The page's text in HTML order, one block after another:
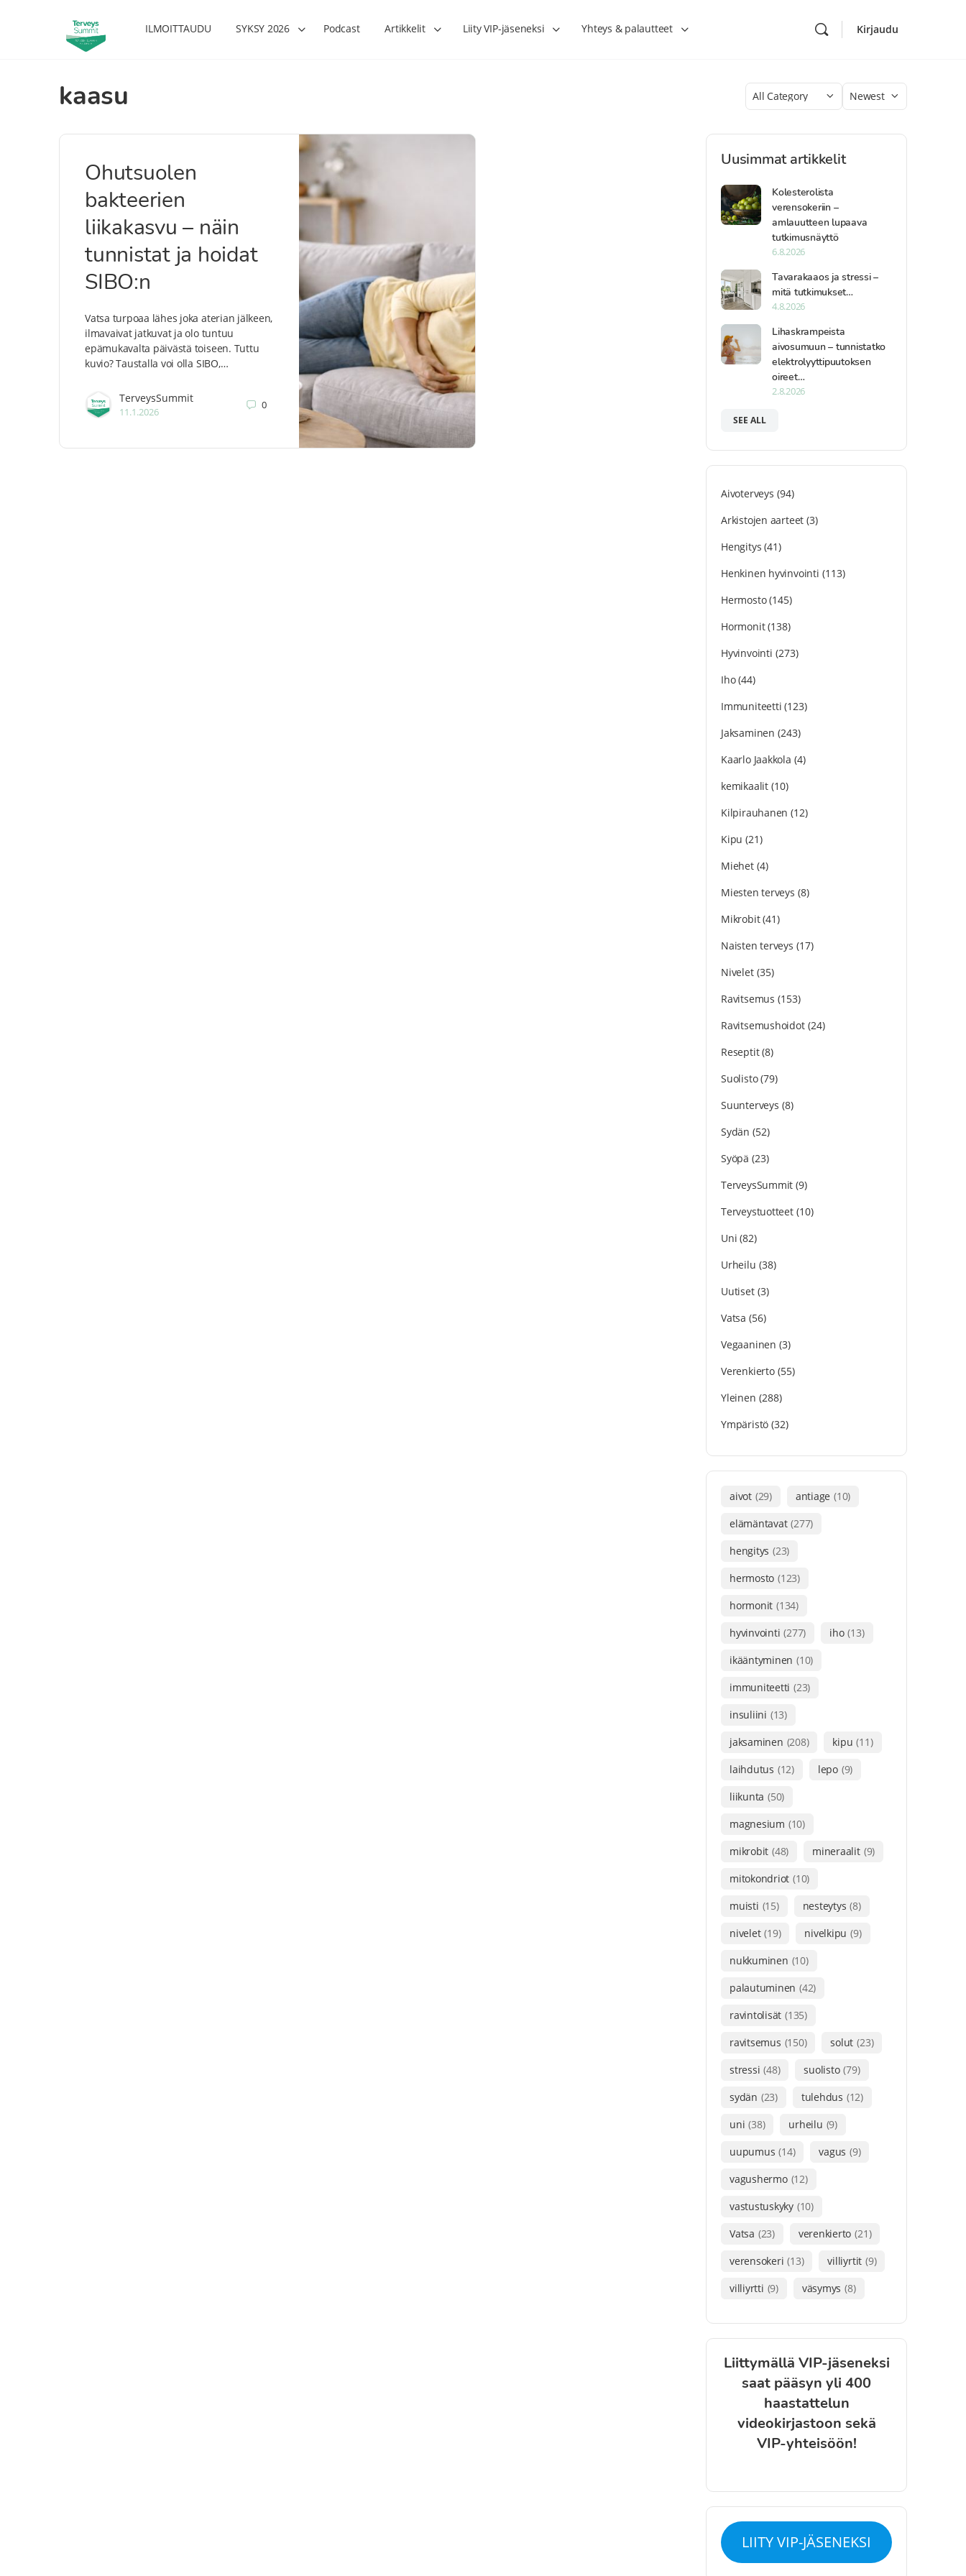
ILMOITTAUDU SYKSY 2026 Podcast Artikkelit Liity VIP-jäseneksi Yhteys & palautteet Kirjaudu
kaasu Category
Sort
Ohutsuolen
bakteerien
liikakasvu – näin
tunnistat ja hoidat
SIBO:n
Vatsa turpoaa lähes joka aterian jälkeen,
ilmavaivat jatkuvat ja olo tuntuu
epämukavalta päivästä toiseen. Tuttu
kuvio? Taustalla voi olla SIBO,…
TerveysSummit
11.1.2026
0
Uusimmat artikkelit
Kolesterolista
verensokeriin –
amlauutteen lupaava
tutkimusnäyttö
6.8.2026
Tavarakaaos ja stressi –
mitä tutkimukset…
4.8.2026
Lihaskrampeista
aivosumuun – tunnistatko
elektrolyyttipuutoksen
oireet…
2.8.2026
SEE ALL
Aivoterveys (94)
Arkistojen aarteet (3)
Hengitys (41)
Henkinen hyvinvointi (113)
Hermosto(145)
Hormonit(138)
Hyvinvointi (273)
Iho(44)
Immuniteetti (123)
Jaksaminen (243)
Kaarlo Jaakkola (4)
kemikaalit(10)
Kilpirauhanen (12)
Kipu (21)
Miehet(4)
Miesten terveys (8)
Mikrobit(41)
Naisten terveys (17)
Nivelet(35)
Ravitsemus (153)
Ravitsemushoidot(24)
Reseptit(8)
Suolisto(79)
Suunterveys (8)
Sydän (52)
Syöpä (23)
TerveysSummit (9)
Terveystuotteet(10)
Uni (82)
Urheilu (38)
Uutiset(3)
Vatsa (56)
Vegaaninen (3)
Verenkierto(55)
Yleinen (288)
Ympäristö (32)
aivot (29) antiage (10)
elämäntavat (277)
hengitys (23)
hermosto (123)
hormonit (134)
hyvinvointi (277) iho (13)
ikääntyminen (10)
immuniteetti (23)
insuliini (13)
jaksaminen (208) kipu (11)
laihdutus (12) lepo (9)
liikunta (50)
magnesium (10)
mikrobit (48) mineraalit (9)
mitokondriot (10)
muisti (15) nesteytys (8)
nivelet (19) nivelkipu (9)
nukkuminen (10)
palautuminen (42)
ravintolisät (135)
ravitsemus (150) solut (23)
stressi (48) suolisto (79)
sydän (23) tulehdus (12)
uni (38) urheilu (9)
uupumus (14) vagus (9)
vagushermo (12)
vastustuskyky (10)
Vatsa (23) verenkierto (21)
verensokeri (13) villiyrtit (9)
villiyrtti (9) väsymys (8)
Liittymällä VIP-jäseneksi
saat pääsyn yli 400
haastattelun
videokirjastoon sekä
VIP-yhteisöön!
LIITY VIP-JÄSENEKSI